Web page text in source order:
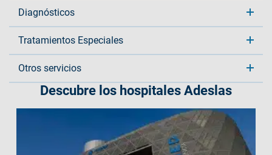
Diagnósticos
Tratamientos Especiales
Otros servicios
Descubre los hospitales Adeslas